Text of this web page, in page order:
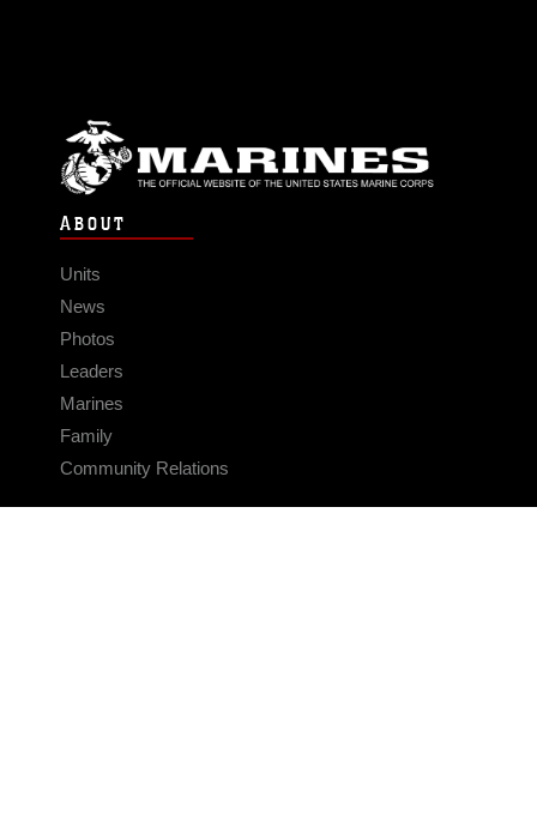
ABOUT
Units
News
Photos
Leaders
Marines
Family
Community Relations